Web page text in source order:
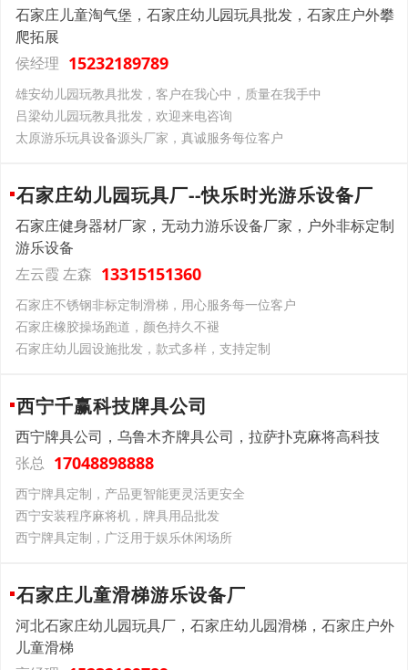
石家庄儿童淘气堡，石家庄幼儿园玩具批发，石家庄户外攀
爬拓展
侯经理 15232189789
雄安幼儿园玩教具批发，客户在我心中，质量在我手中
吕梁幼儿园玩教具批发，欢迎来电咨询
太原游乐玩具设备源头厂家，真诚服务每位客户
石家庄幼儿园玩具厂--快乐时光游乐设备厂
石家庄健身器材厂家，无动力游乐设备厂家，户外非标定制
游乐设备
左云霞 左森 13315151360
石家庄不锈钢非标定制滑梯，用心服务每一位客户
石家庄橡胶操场跑道，颜色持久不褪
石家庄幼儿园设施批发，款式多样，支持定制
西宁千赢科技牌具公司
西宁牌具公司，乌鲁木齐牌具公司，拉萨扑克麻将高科技
张总 17048898888
西宁牌具定制，产品更智能更灵活更安全
西宁安装程序麻将机，牌具用品批发
西宁牌具定制，广泛用于娱乐休闲场所
石家庄儿童滑梯游乐设备厂
河北石家庄幼儿园玩具厂，石家庄幼儿园滑梯，石家庄户外
儿童滑梯